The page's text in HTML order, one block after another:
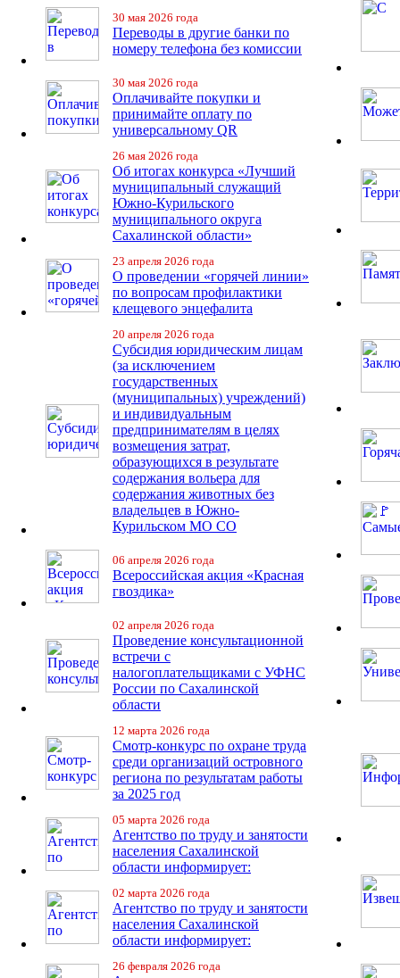
30 мая 2026 года
Переводы в другие банки по
номеру телефона без комиссии
30 мая 2026 года
Оплачивайте покупки и
принимайте оплату по
универсальному QR
26 мая 2026 года
Об итогах конкурса «Лучший
муниципальный служащий
Южно-Курильского
муниципального округа
Сахалинской области»
23 апреля 2026 года
О проведении «горячей линии»
по вопросам профилактики
клещевого энцефалита
20 апреля 2026 года
Субсидия юридическим лицам
(за исключением
государственных
(муниципальных) учреждений)
и индивидуальным
предпринимателям в целях
возмещения затрат,
образующихся в результате
содержания вольера для
содержания животных без
владельцев в Южно-
Курильском МО СО
06 апреля 2026 года
Всероссийская акция «Красная
гвоздика»
02 апреля 2026 года
Проведение консультационной
встречи с
налогоплательщиками с УФНС
России по Сахалинской
области
12 марта 2026 года
Смотр-конкурс по охране труда
среди организаций островного
региона по результатам работы
за 2025 год
05 марта 2026 года
Агентство по труду и занятости
населения Сахалинской
области информирует:
02 марта 2026 года
Агентство по труду и занятости
населения Сахалинской
области информирует:
26 февраля 2026 года